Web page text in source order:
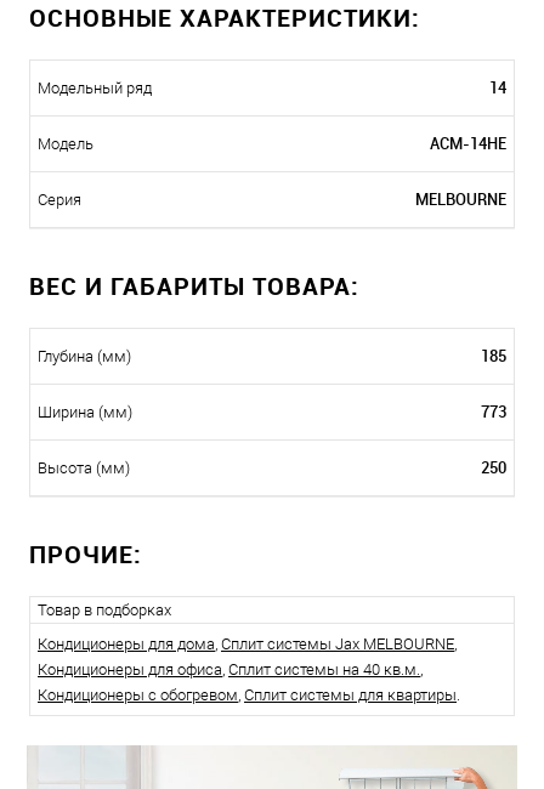
ОСНОВНЫЕ ХАРАКТЕРИСТИКИ:
Модельный ряд 14
Модель ACM-14HE
Серия MELBOURNE
ВЕС И ГАБАРИТЫ ТОВАРА:
Глубина (мм) 185
Ширина (мм) 773
Высота (мм) 250
ПРОЧИЕ:
Товар в подборках
Кондиционеры для дома, Сплит системы Jax MELBOURNE,
Кондиционеры для офиса, Сплит системы на 40 кв.м.,
Кондиционеры с обогревом, Сплит системы для квартиры.